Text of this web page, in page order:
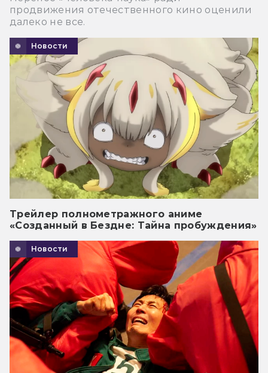
продвижения отечественного кино оценили
далеко не все.
Новости
Трейлер полнометражного аниме
«Созданный в Бездне: Тайна пробуждения»
Новости